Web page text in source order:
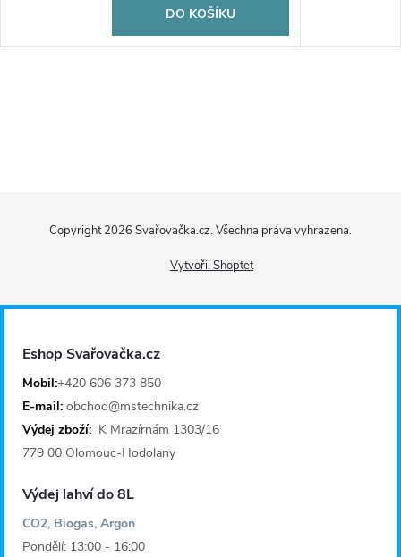
DO KOŠÍKU
p
Vytvořil Shoptet
Copyright 2026 Svařovačka.cz. Všechna práva vyhrazena.
Eshop Svařovačka.cz
Mobil:+420 606 373 850
E-mail: obchod@mstechnika.cz
Výdej zboží: K Mrazírnám 1303/16
779 00 Olomouc-Hodolany
Výdej lahví do 8L
CO2, Biogas, Argon
Pondělí: 13:00 - 16:00